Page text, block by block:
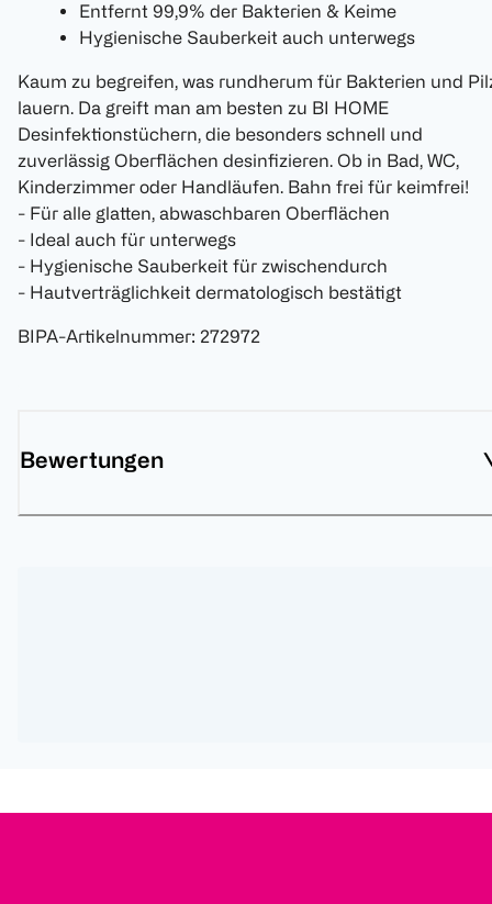
Entfernt 99,9% der Bakterien & Keime
Hygienische Sauberkeit auch unterwegs
Kaum zu begreifen, was rundherum für Bakterien und
lauern. Da greift man am besten zu BI HOME
Desinfektionstüchern, die besonders schnell und
zuverlässig Oberflächen desinfizieren. Ob in Bad, WC,
Kinderzimmer oder Handläufen. Bahn frei für keimfrei!
- Für alle glatten, abwaschbaren Oberflächen
- Ideal auch für unterwegs
- Hygienische Sauberkeit für zwischendurch
- Hautverträglichkeit dermatologisch bestätigt
BIPA-Artikelnummer: 272972
Bewertungen